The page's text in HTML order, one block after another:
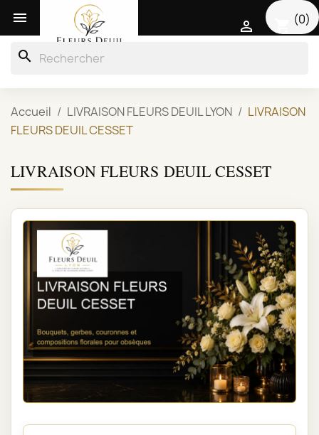
 (0)

search
Accueil LIVRAISON FLEURS DEUIL LYON
LIVRAISON
FLEURS DEUIL CESSET
LIVRAISON FLEURS DEUIL CESSET